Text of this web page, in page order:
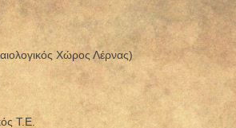
Χώρος Λέρνας)
Τ.Ε.